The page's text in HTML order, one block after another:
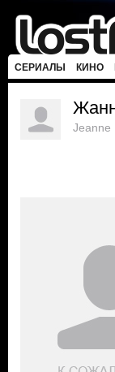
СЕРИАЛЫ КИНО
Jeanne